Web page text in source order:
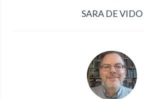
SARA DE VIDO